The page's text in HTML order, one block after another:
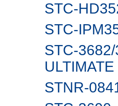
STC-
STC-
STC-
ULTIMATE
STNR-